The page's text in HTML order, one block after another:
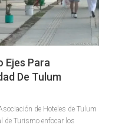
Ejes Para
De Tulum
de Hoteles de Tulum
de Turismo enfocar los